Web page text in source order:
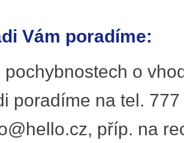
Vám poradíme:
pochybnostech o
poradíme na tel.
příp. na